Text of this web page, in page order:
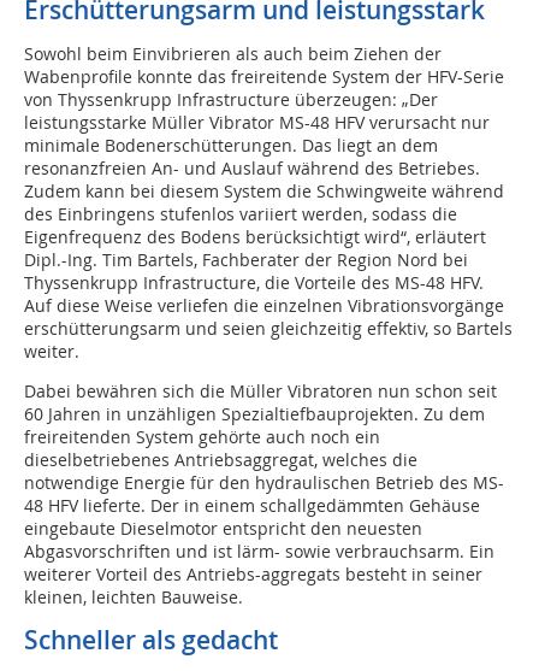
Erschütterungsarm und leistungsstark
Sowohl beim Einvibrieren als auch beim Ziehen der
Wabenprofile konnte das freireitende System der HFV-Serie
von Thyssenkrupp Infrastructure überzeugen: „Der
leistungsstarke Müller Vibrator MS-48 HFV verursacht nur
minimale Bodenerschütterungen. Das liegt an dem
resonanzfreien An- und Auslauf während des Betriebes.
Zudem kann bei diesem System die Schwingweite während
des Einbringens stufenlos variiert werden, sodass die
Eigenfrequenz des Bodens berücksichtigt wird“, erläutert
Dipl.-Ing. Tim Bartels, Fachberater der Region Nord bei
Thyssenkrupp Infrastructure, die Vorteile des MS-48 HFV.
Auf diese Weise verliefen die einzelnen Vibrationsvorgänge
erschütterungsarm und seien gleichzeitig effektiv, so Bartels
weiter.
Dabei bewähren sich die Müller Vibratoren nun schon seit
60 Jahren in unzähligen Spezialtiefbauprojekten. Zu dem
freireitenden System gehörte auch noch ein
dieselbetriebenes Antriebsaggregat, welches die
notwendige Energie für den hydraulischen Betrieb des MS-
48 HFV lieferte. Der in einem schallgedämmten Gehäuse
eingebaute Dieselmotor entspricht den neuesten
Abgasvorschriften und ist lärm- sowie verbrauchsarm. Ein
weiterer Vorteil des Antriebs-aggregats besteht in seiner
kleinen, leichten Bauweise.
Schneller als gedacht